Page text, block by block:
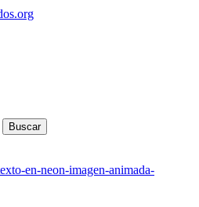
Buscar
en-neon-imagen-animada-